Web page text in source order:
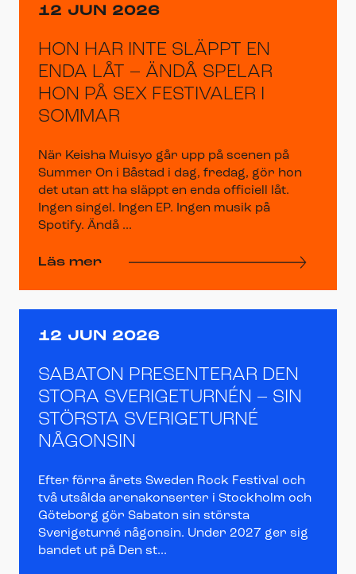
12 JUN 2026
HON HAR INTE SLÄPPT EN
ENDA LÅT – ÄNDÅ SPELAR
HON PÅ SEX FESTIVALER I
SOMMAR
När Keisha Muisyo går upp på scenen på
Summer On i Båstad i dag, fredag, gör hon
det utan att ha släppt en enda officiell låt.
Ingen singel. Ingen EP. Ingen musik på
Spotify. Ändå ...
Läs mer
12 JUN 2026
SABATON PRESENTERAR DEN
STORA SVERIGETURNÉN – SIN
STÖRSTA SVERIGETURNÉ
NÅGONSIN
Efter förra årets Sweden Rock Festival och
två utsålda arenakonserter i Stockholm och
Göteborg gör Sabaton sin största
Sverigeturné någonsin. Under 2027 ger sig
bandet ut på Den st...